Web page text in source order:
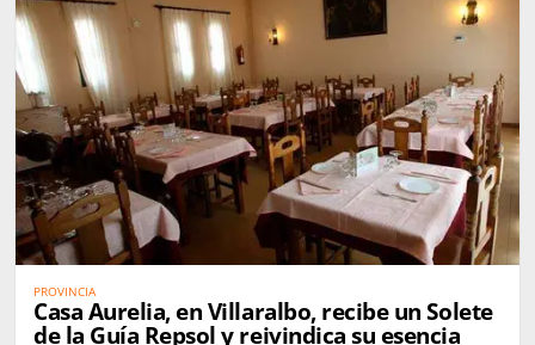
PROVINCIA
Casa Aurelia, en Villaralbo, recibe un Solete
de la Guía Repsol y reivindica su esencia